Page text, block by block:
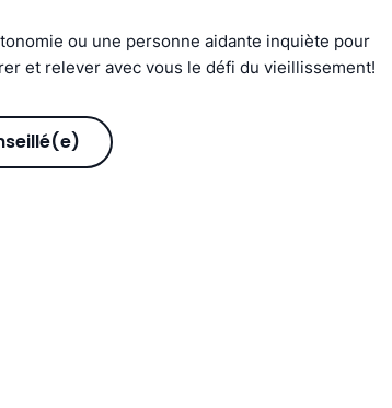
ou une personne aidante inquiète pour
et relever avec vous le défi du vieillissement!